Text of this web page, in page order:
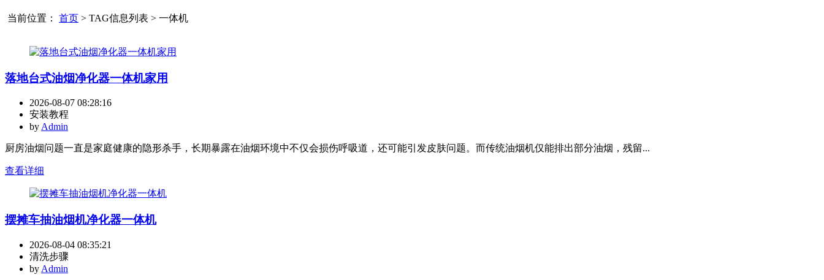
当前位置： 首页 > TAG信息列表 > 一体机
落地台式油烟净化器一体机家用
2026-08-07 08:28:16
安装教程
by Admin
厨房油烟问题一直是家庭健康的隐形杀手，长期暴露在油烟环境中不仅会损伤呼吸道，还可能引发皮肤问题。而传统油烟机仅能排出部分油烟，残留...
查看详细
摆摊车抽油烟机净化器一体机
2026-08-04 08:35:21
清洗步骤
by Admin